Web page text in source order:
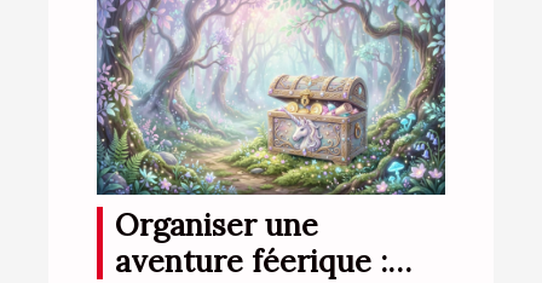
Organiser une
aventure féerique :